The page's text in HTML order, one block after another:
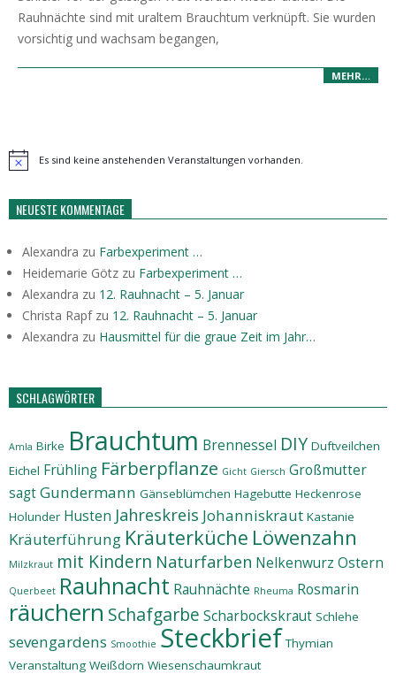
Rauhnächte sind mit uraltem Brauchtum verknüpft. Sie wurden
vorsichtig und wachsam begangen,
MEHR…
HinweisEs sind keine anstehenden Veranstaltungen vorhanden.
NEUESTE KOMMENTAGE
Alexandra zu Farbexperiment …
Heidemarie Götz zu Farbexperiment …
Alexandra zu 12. Rauhnacht – 5. Januar
Christa Rapfzu 12. Rauhnacht – 5. Januar
Alexandra zu Hausmittel für die graue Zeit im Jahr…
SCHLAGWÖRTER
Amla Birke Brauchtum Brennessel DIY Duftveilchen
Eichel Frühling Färberpflanze Gicht Giersch Großmutter
sagtGundermann Gänseblümchen Hagebutte Heckenrose
Holunder Husten Jahreskreis Johanniskraut Kastanie
Kräuterführung Kräuterküche Löwenzahn
Milzkraut mit Kindern Naturfarben Nelkenwurz Ostern
Querbeet Rauhnacht Rauhnächte Rheuma Rosmarin
räuchern Schafgarbe Scharbockskraut Schlehe
sevengardens Smoothie Steckbrief Thymian
Veranstaltung Weißdorn Wiesenschaumkraut